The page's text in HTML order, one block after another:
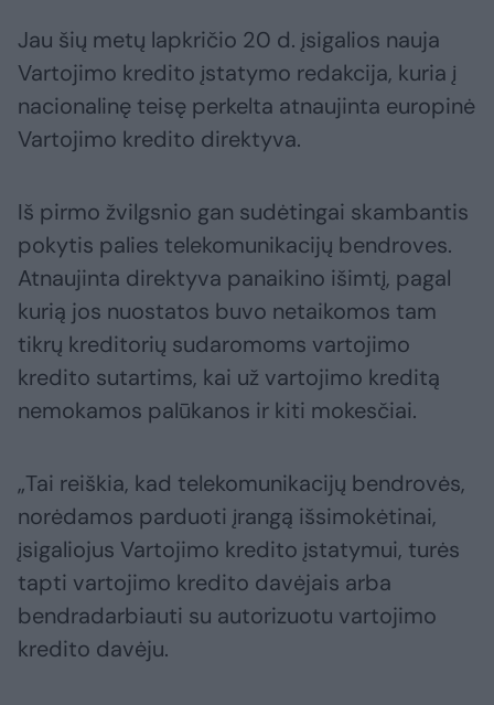
Jau šių metų lapkričio 20 d. įsigalios nauja
Vartojimo kredito įstatymo redakcija, kuria į
nacionalinę teisę perkelta atnaujinta europinė
Vartojimo kredito direktyva.
Iš pirmo žvilgsnio gan sudėtingai skambantis
pokytis palies telekomunikacijų bendroves.
Atnaujinta direktyva panaikino išimtį, pagal
kurią jos nuostatos buvo netaikomos tam
tikrų kreditorių sudaromoms vartojimo
kredito sutartims, kai už vartojimo kreditą
nemokamos palūkanos ir kiti mokesčiai.
„Tai reiškia, kad telekomunikacijų bendrovės,
norėdamos parduoti įrangą išsimokėtinai,
įsigaliojus Vartojimo kredito įstatymui, turės
tapti vartojimo kredito davėjais arba
bendradarbiauti su autorizuotu vartojimo
kredito davėju.